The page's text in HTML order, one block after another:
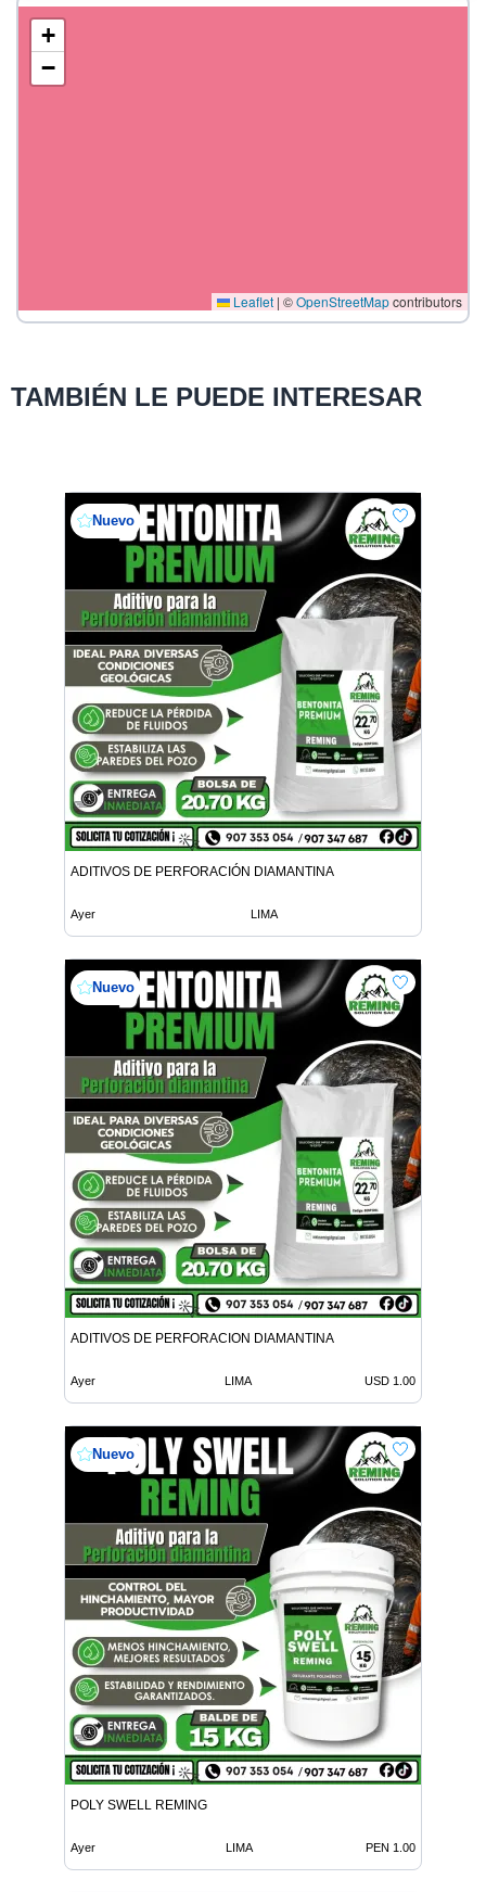
+
−
Leaflet | ©OpenStreetMapcontributors
TAMBIÉN LE PUEDE INTERESAR
Nuevo
ADITIVOS DE PERFORACIÓN DIAMANTINA
Ayer LIMA
Nuevo
ADITIVOS DE PERFORACION DIAMANTINA
Ayer LIMA USD 1.00
Nuevo
POLY SWELL REMING
Ayer LIMA PEN 1.00